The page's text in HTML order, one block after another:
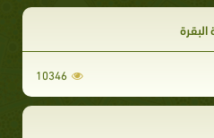
10346